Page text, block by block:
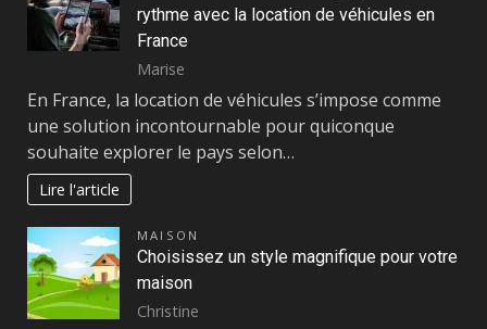
rythme avec la location de véhicules en
France
Marise
En France, la location de véhicules s’impose comme
une solution incontournable pour quiconque
souhaite explorer le pays selon…
Lire l'article
MAISON
Choisissez un style magnifique pour votre
maison
Christine